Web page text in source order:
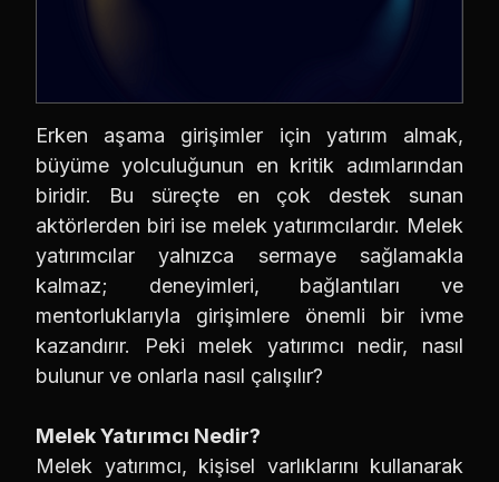
Erken aşama girişimler için yatırım almak,
büyüme yolculuğunun en kritik adımlarından
biridir. Bu süreçte en çok destek sunan
aktörlerden biri ise melek yatırımcılardır. Melek
yatırımcılar yalnızca sermaye sağlamakla
kalmaz; deneyimleri, bağlantıları ve
mentorluklarıyla girişimlere önemli bir ivme
kazandırır. Peki melek yatırımcı nedir, nasıl
bulunur ve onlarla nasıl çalışılır?
Melek Yatırımcı Nedir?
Melek yatırımcı, kişisel varlıklarını kullanarak